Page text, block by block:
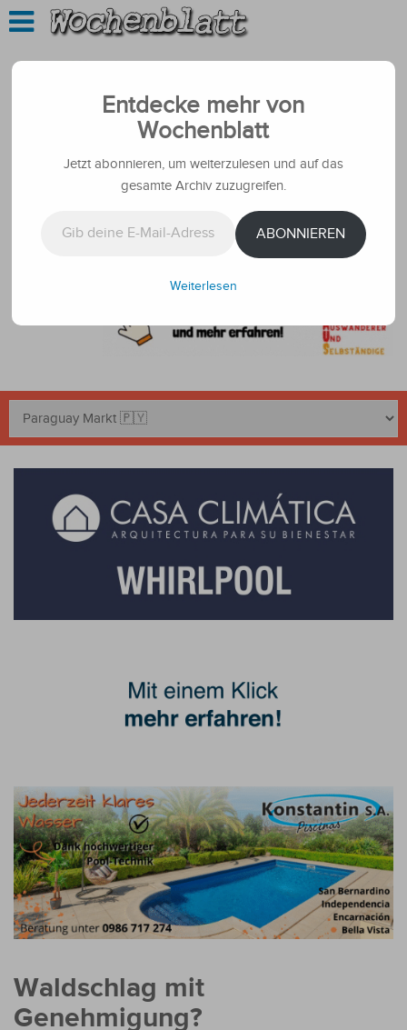
Waldschlag mit
Genehmigung?
Entdecke mehr von
Wochenblatt
Jetzt abonnieren, um weiterzulesen und auf das
gesamte Archiv zuzugreifen.
ABONNIEREN
Weiterlesen